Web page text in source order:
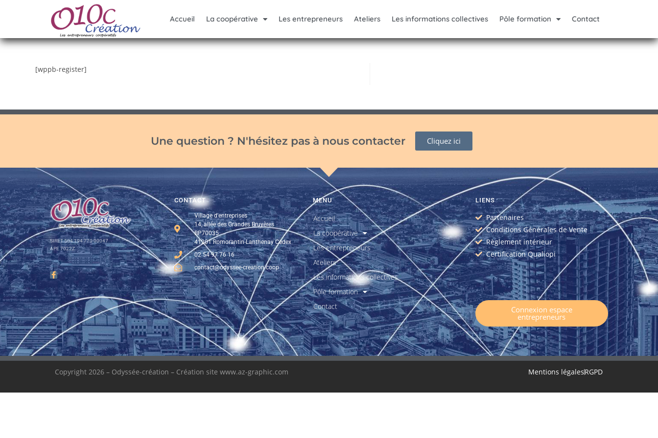
Accueil La coopérative Les entrepreneurs Ateliers Les informations collectives Pôle formation Contact
[wppb-register]
Une question ? N'hésitez pas à nous contacter Cliquez ici
SIRET 504 194 770 00047
APE 7022Z
CONTACT
Village d'entreprises
14, allée des Grandes Bruyères
BP70035
41201 Romorantin-Lanthenay Cedex
02 54 97 76 16
contact@odyssee-creation.coop
MENU
Accueil
La coopérative
Les entrepreneurs
Ateliers
Les informations collectives
Pôle formation
Contact
LIENS
Partenaires
Conditions Générales de Vente
Règlement intérieur
Certification Qualiopi
Connexion espace
entrepreneurs
Copyright 2026 – Odyssée-création – Création site www.az-graphic.com Mentions légalesRGPD